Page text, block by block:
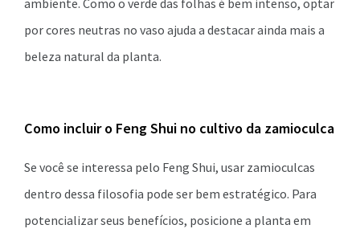
por cores neutras no vaso ajuda a destacar ainda mais a
beleza natural da planta.
Como incluir o Feng Shui no cultivo da zamioculca
Se você se interessa pelo Feng Shui, usar zamioculcas
dentro dessa filosofia pode ser bem estratégico. Para
potencializar seus benefícios, posicione a planta em